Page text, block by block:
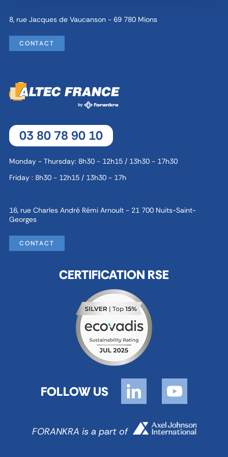
8, rue Jacques de Vaucanson - 69 780 Mions
CONTACT
03 80 78 90 10
Monday - Thursday: 8h30 - 12h15 / 13h30 - 17h30
Friday : 8h30 - 12h15 / 13h30 - 17h
16, rue Charles André Rémi Arnoult - 21 700 Nuits-Saint-
Georges
CONTACT
CERTIFICATION RSE
FOLLOW US
FORANKRA is a part of